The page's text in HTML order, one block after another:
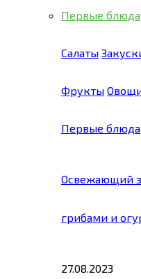
Первые блюда
Салаты
Фрукты
Первые блюда
Освежающий
грибами и
27.08.2023